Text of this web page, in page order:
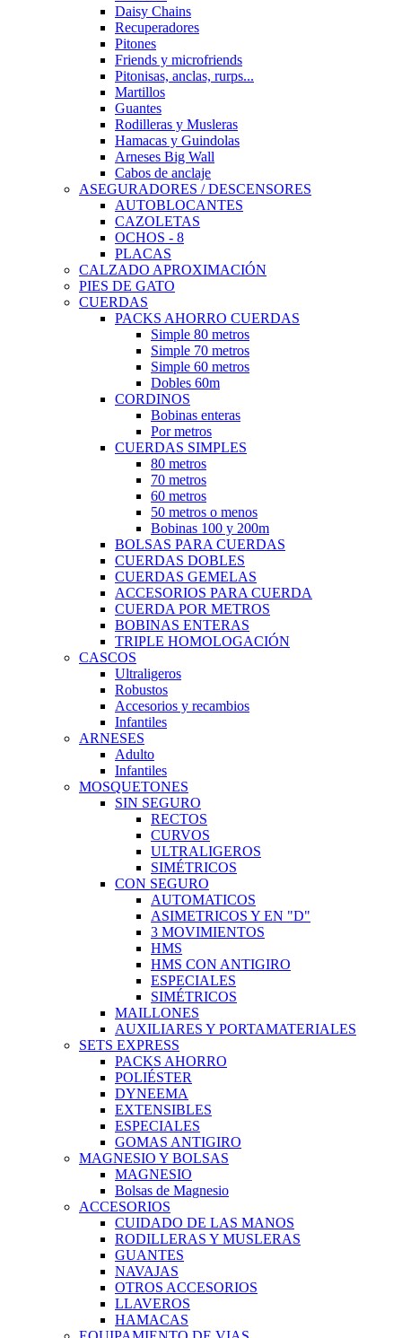
Daisy Chains
Recuperadores
Pitones
Friends y microfriends
Pitonisas, anclas, rurps...
Martillos
Guantes
Rodilleras y Musleras
Hamacas y Guindolas
Arneses Big Wall
Cabos de anclaje
ASEGURADORES / DESCENSORES
AUTOBLOCANTES
CAZOLETAS
OCHOS - 8
PLACAS
CALZADO APROXIMACIÓN
PIES DE GATO
CUERDAS
PACKS AHORRO CUERDAS
Simple 80 metros
Simple 70 metros
Simple 60 metros
Dobles 60m
CORDINOS
Bobinas enteras
Por metros
CUERDAS SIMPLES
80 metros
70 metros
60 metros
50 metros o menos
Bobinas 100 y 200m
BOLSAS PARA CUERDAS
CUERDAS DOBLES
CUERDAS GEMELAS
ACCESORIOS PARA CUERDA
CUERDA POR METROS
BOBINAS ENTERAS
TRIPLE HOMOLOGACIÓN
CASCOS
Ultraligeros
Robustos
Accesorios y recambios
Infantiles
ARNESES
Adulto
Infantiles
MOSQUETONES
SIN SEGURO
RECTOS
CURVOS
ULTRALIGEROS
SIMÉTRICOS
CON SEGURO
AUTOMATICOS
ASIMETRICOS Y EN "D"
3 MOVIMIENTOS
HMS
HMS CON ANTIGIRO
ESPECIALES
SIMÉTRICOS
MAILLONES
AUXILIARES Y PORTAMATERIALES
SETS EXPRESS
PACKS AHORRO
POLIÉSTER
DYNEEMA
EXTENSIBLES
ESPECIALES
GOMAS ANTIGIRO
MAGNESIO Y BOLSAS
MAGNESIO
Bolsas de Magnesio
ACCESORIOS
CUIDADO DE LAS MANOS
RODILLERAS Y MUSLERAS
GUANTES
NAVAJAS
OTROS ACCESORIOS
LLAVEROS
HAMACAS